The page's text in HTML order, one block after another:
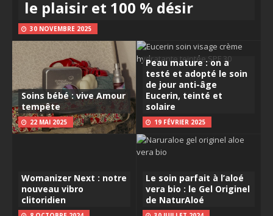
le plaisir et 100 % désir
30 NOVEMBRE 2025
Soins bébé : vive Amour
tempête
22 MAI 2025
Peau mature : on a
testé et adopté le soin
de jour anti-âge
Eucerin, teinté et
solaire
19 FÉVRIER 2025
Womanizer Next : notre
nouveau vibro
clitoridien
Le soin parfait à l’aloé
vera bio : le Gel Originel
de NaturAloé